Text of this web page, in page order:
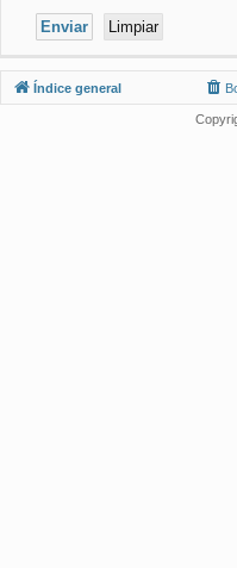
Índice general